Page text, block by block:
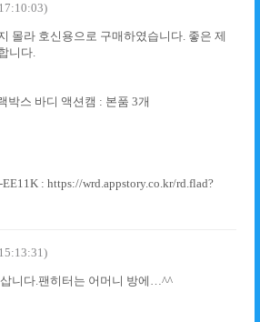
몰라 호신용으로 구매하였습니다. 좋은 제
니다.
박스 바디 액션캠 : 본품 3개
: https://wrd.appstory.co.kr/rd.flad?
니다.팬히터는 어머니 방에…^^